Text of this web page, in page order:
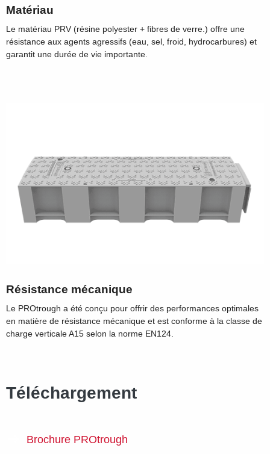
Matériau
Le matériau PRV (résine polyester + fibres de verre.) offre une
résistance aux agents agressifs (eau, sel, froid, hydrocarbures) et
garantit une durée de vie importante.
Résistance mécanique
Le PROtrough a été conçu pour offrir des performances optimales
en matière de résistance mécanique et est conforme à la classe de
charge verticale A15 selon la norme EN124.
Téléchargement
Brochure PROtrough